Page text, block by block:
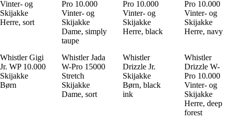
Vinter- og
Skijakke
Herre, sort
Pro 10.000
Vinter- og
Skijakke
Dame, simply
taupe
Pro 10.000
Vinter- og
Skijakke
Herre, black
Pro 10.000
Vinter- og
Skijakke
Herre, navy
Whistler Gigi
Jr. WP 10.000
Skijakke
Børn
Whistler Jada
W-Pro 15000
Stretch
Skijakke
Dame, sort
Whistler
Drizzle Jr.
Skijakke
Børn, black
ink
Whistler
Drizzle W-
Pro 10.000
Vinter- og
Skijakke
Herre, deep
forest